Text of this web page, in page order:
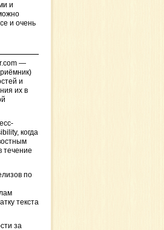
и
и очень
—
и
их в
когда
течение
по
текста
за